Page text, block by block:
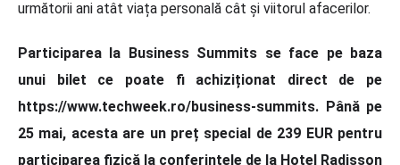
următorii ani atât viața personală cât și viitorul afacerilor.
Participarea la Business Summits se face pe baza
unui bilet ce poate fi achiziționat direct de pe
https://www.techweek.ro/business-summits. Până pe
25 mai, acesta are un preț special de 239 EUR pentru
participarea fizică la conferințele de la Hotel Radisson